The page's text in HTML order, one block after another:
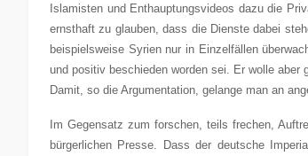
Islamisten und Enthauptungsvideos dazu die
ernsthaft zu glauben, dass die Dienste dabei
beispielsweise Syrien nur in Einzelfällen
und positiv beschieden worden sei. Er wolle aber
Damit, so die Argumentation, gelange man an
Im Gegensatz zum forschen, teils frechen,
bürgerlichen Presse. Dass der deutsche